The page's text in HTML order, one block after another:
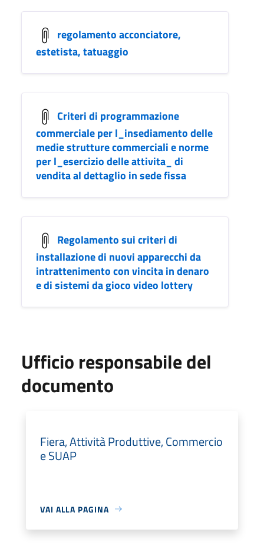
regolamento acconciatore,
estetista, tatuaggio
Criteri di programmazione
commerciale per l_insediamento delle
medie strutture commerciali e norme
per l_esercizio delle attivita_ di
vendita al dettaglio in sede fissa
Regolamento sui criteri di
installazione di nuovi apparecchi da
intrattenimento con vincita in denaro
e di sistemi da gioco video lottery
Ufficio responsabile del
documento
Fiera, Attività Produttive, Commercio
e SUAP
VAI ALLA PAGINA